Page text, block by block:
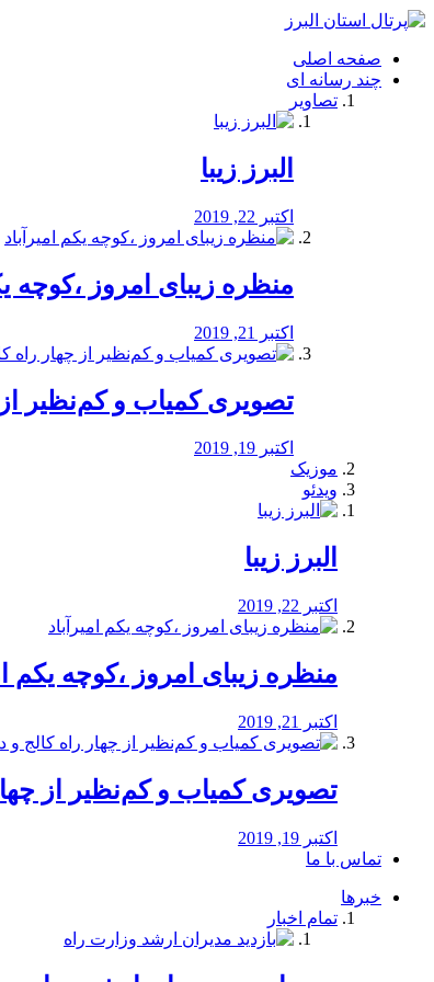
فصد
شرق
تهران
خشکشویی
صفحه اصلی
چند رسانه ای
تصاویر
البرز زیبا
اکتبر 22, 2019
منظره‌‌ زیبای امروز ،کوچه
اکتبر 21, 2019
️تصویری کمیاب و کم‌نظیر از
اکتبر 19, 2019
موزیک
ویدئو
البرز زیبا
اکتبر 22, 2019
منظره‌‌ زیبای امروز ،کوچه یکم
اکتبر 21, 2019
️تصویری کمیاب و کم‌نظیر از چهار
اکتبر 19, 2019
تماس با ما
خبرها
تمام اخبار